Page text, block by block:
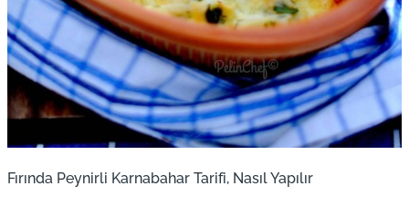
Fırında Peynirli Karnabahar Tarifi, Nasıl Yapılır